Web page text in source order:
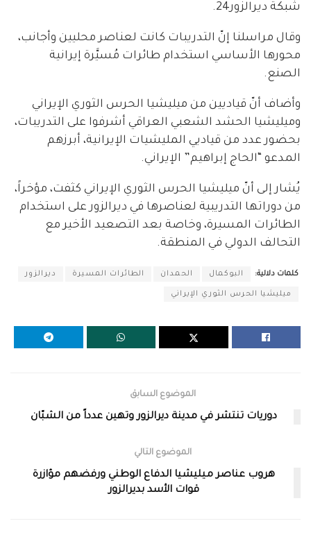
شبكة ديرالزور24.
وقال مراسلنا إنّ التدريبات كانت لعناصر محليين وأجانب،
محورها الأساسي استخدام طائرات مُسيَّرة إيرانية
الصنع.
وأضاف أنّ قياديين من ميليشيا الحرس الثوري الإيراني
وميليشيا الحشد الشعبي العراقي أشرفوا على التدريبات،
بحضور عدد من قياديي المليشيات الإيرانية، أبرزهم
المدعو “الحاج إبراهيم” الإيراني.
يُشار إلى أنّ ميليشيا الحرس الثوري الإيراني كثفت، مؤخراً،
من دوراتها التدريبية لعناصرها في ديرالزور على استخدام
الطائرات المسيرة، وخاصة بعد التصعيد الأخير مع
التحالف الدولي في المنطقة.
كلمات دلالية: البوكمال الحمدان الطائرات المسيرة ديرالزور
ميليشيا الحرس الثوري الإيراني
الموضوع السابق
دوريات تنتشر في مدينة ديرالزور وتهين عدداً من الشبّان
الموضوع التالي
هروب عناصر ميليشيا الدفاع الوطني ورفضهم مؤازرة
قوات الأسد بديرالزور